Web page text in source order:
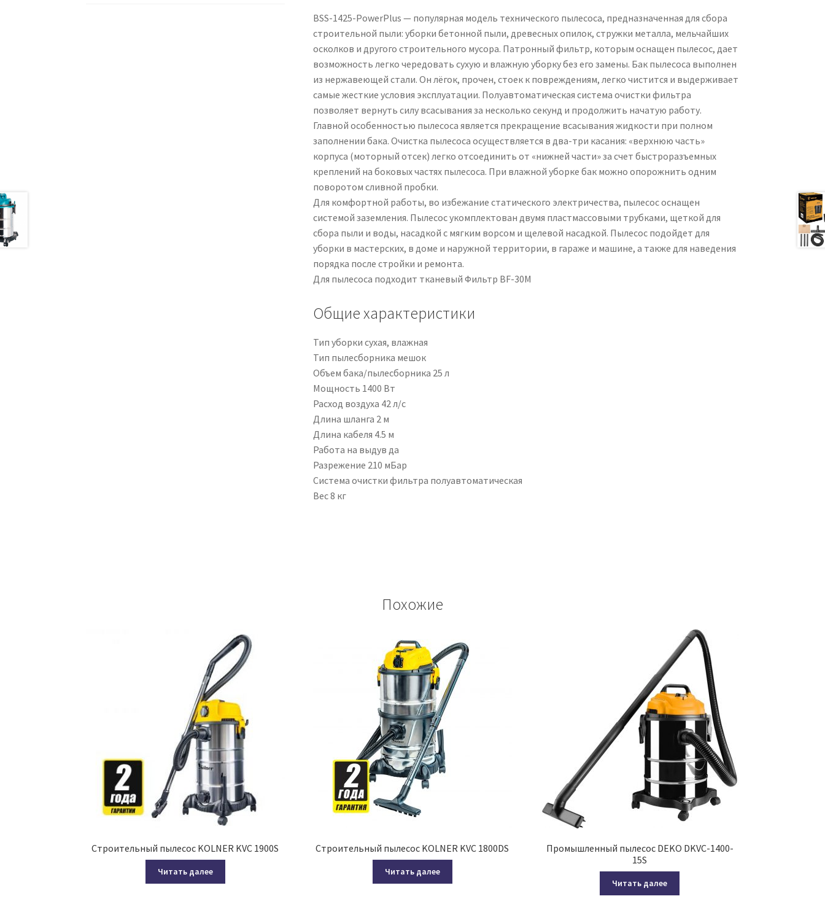
BSS-1425-PowerPlus — популярная модель технического пылесоса, предназначенная для сбора
строительной пыли: уборки бетонной пыли, древесных опилок, стружки металла, мельчайших
осколков и другого строительного мусора. Патронный фильтр, которым оснащен пылесос, дает
возможность легко чередовать сухую и влажную уборку без его замены. Бак пылесоса выполнен
из нержавеющей стали. Он лёгок, прочен, стоек к повреждениям, легко чистится и выдерживает
самые жесткие условия эксплуатации. Полуавтоматическая система очистки фильтра
позволяет вернуть силу всасывания за несколько секунд и продолжить начатую работу.
Главной особенностью пылесоса является прекращение всасывания жидкости при полном
заполнении бака. Очистка пылесоса осуществляется в два-три касания: «верхнюю часть»
корпуса (моторный отсек) легко отсоединить от «нижней части» за счет быстроразъемных
креплений на боковых частях пылесоса. При влажной уборке бак можно опорожнить одним
поворотом сливной пробки.
Для комфортной работы, во избежание статического электричества, пылесос оснащен
системой заземления. Пылесос укомплектован двумя пластмассовыми трубками, щеткой для
сбора пыли и воды, насадкой с мягким ворсом и щелевой насадкой. Пылесос подойдет для
уборки в мастерских, в доме и наружной территории, в гараже и машине, а также для наведения
порядка после стройки и ремонта.
Для пылесоса подходит тканевый Фильтр BF-30M
Общие характеристики
Тип уборкисухая, влажная
Тип пылесборника мешок
Объем бака/пылесборника 25 л
Мощность 1400 Вт
Расход воздуха 42 л/с
Длина шланга 2 м
Длина кабеля 4.5 м
Работа на выдув да
Разрежение 210 мБар
Система очистки фильтра полуавтоматическая
Вес8 кг
Похожие
Строительный пылесос KOLNER KVC 1900S
Читать далее
Строительный пылесос KOLNER KVC 1800DS
Читать далее
Промышленный пылесос DEKO DKVC-1400-
15S
Читать далее